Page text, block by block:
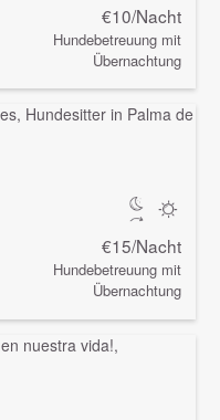
€10/Nacht
Hundebetreuung mit
Übernachtung
€15/Nacht
Hundebetreuung mit
Übernachtung